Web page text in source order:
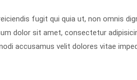
fugit qui quia ut, non omnis
dolor sit amet, consectetur
accusamus velit dolores vitae